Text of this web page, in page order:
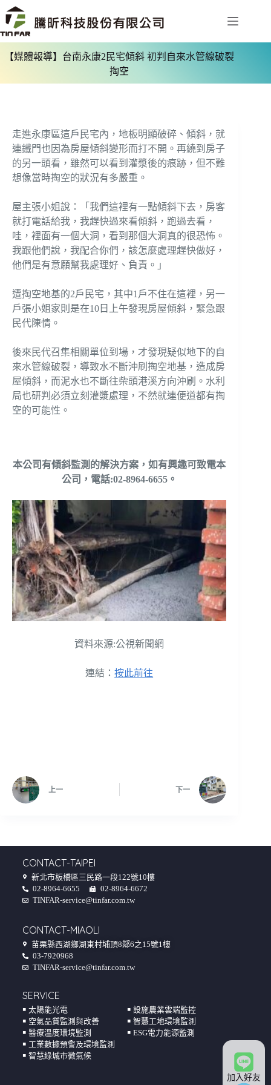
【媒體報導】台南永康2民宅傾斜 初判自來水管線破裂
掏空
走進永康區這戶民宅內，地板明顯破碎、傾斜，就
連鐵門也因為房屋傾斜變形而打不開。再繞到房子
的另一頭看，雖然可以看到灌漿後的痕跡，但不難
想像當時掏空的狀況有多嚴重。
屋主張小姐說：「我們這裡有一點傾斜下去，房客
就打電話給我，我趕快過來看傾斜，跑過去看，
哇，裡面有一個大洞，看到那個大洞真的很恐怖。
我跟他們說，我配合你們，該怎麼處理趕快做好，
他們是有意願幫我處理好、負責。」
遭掏空地基的2戶民宅，其中1戶不住在這裡，另一
戶張小姐家則是在10日上午發現房屋傾斜，緊急跟
民代陳情。
後來民代召集相關單位到場，才發現疑似地下的自
來水管線破裂，導致水不斷沖刷掏空地基，造成房
屋傾斜，而泥水也不斷往柴頭港溪方向沖刷。水利
局也研判必須立刻灌漿處理，不然就連便道都有掏
空的可能性。
本公司有傾斜監測的解決方案，如有興趣可致電本
公司，電話:02-8964-6655。
資料來源:公視新聞網
連結：按此前往
上一 下一
CONTACT-TAIPEI
新北市板橋區三民路一段122號10樓
02-8964-6655
02-8964-6672
TINFAR-service@tinfar.com.tw
加入好友
CONTACT-MIAOLI
苗栗縣西湖鄉湖東村埔頂8鄰6之15號1樓
03-7920968
TINFAR-service@tinfar.com.tw
SERVICE
￭ 太陽能光電
￭ 空氣品質監測與改善
￭ 醫療溫度環境監測
￭ 工業數據預警及環境監測
￭ 智慧綠城市微氣候
￭ 設施農業雲端監控
￭ 智慧工地環境監測
￭ ESG電力能源監測